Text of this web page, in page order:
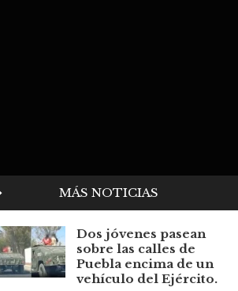
MÁS NOTICIAS
Dos jóvenes pasean
sobre las calles de
Puebla encima de un
vehículo del Ejército.